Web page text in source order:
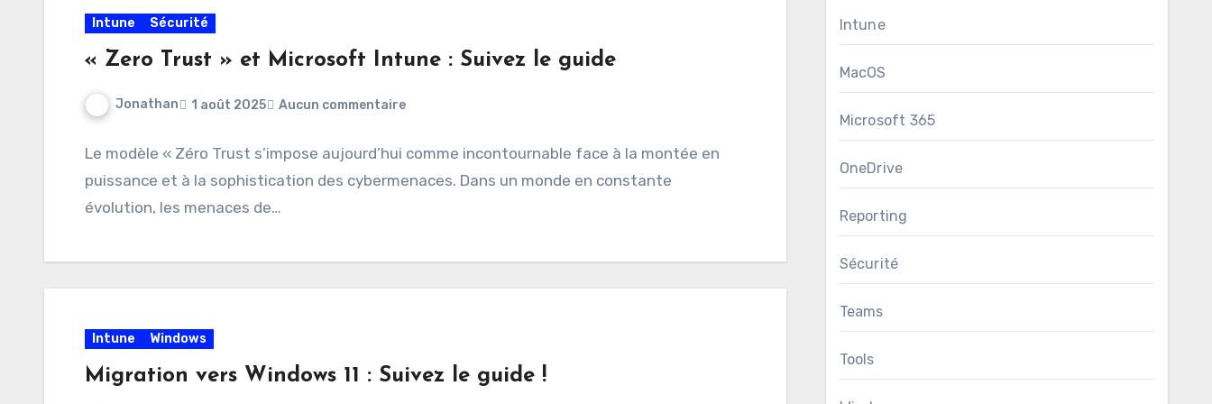
Intune Sécurité
« Zero Trust » et Microsoft Intune : Suivez le guide
Jonathan 1 août 2025 Aucun commentaire
Le modèle « Zéro Trust s’impose aujourd’hui comme incontournable face à la montée en
puissance et à la sophistication des cybermenaces. Dans un monde en constante
évolution, les menaces de…
Intune Windows
Migration vers Windows 11 : Suivez le guide !
Intune
MacOS
Microsoft 365
OneDrive
Reporting
Sécurité
Teams
Tools